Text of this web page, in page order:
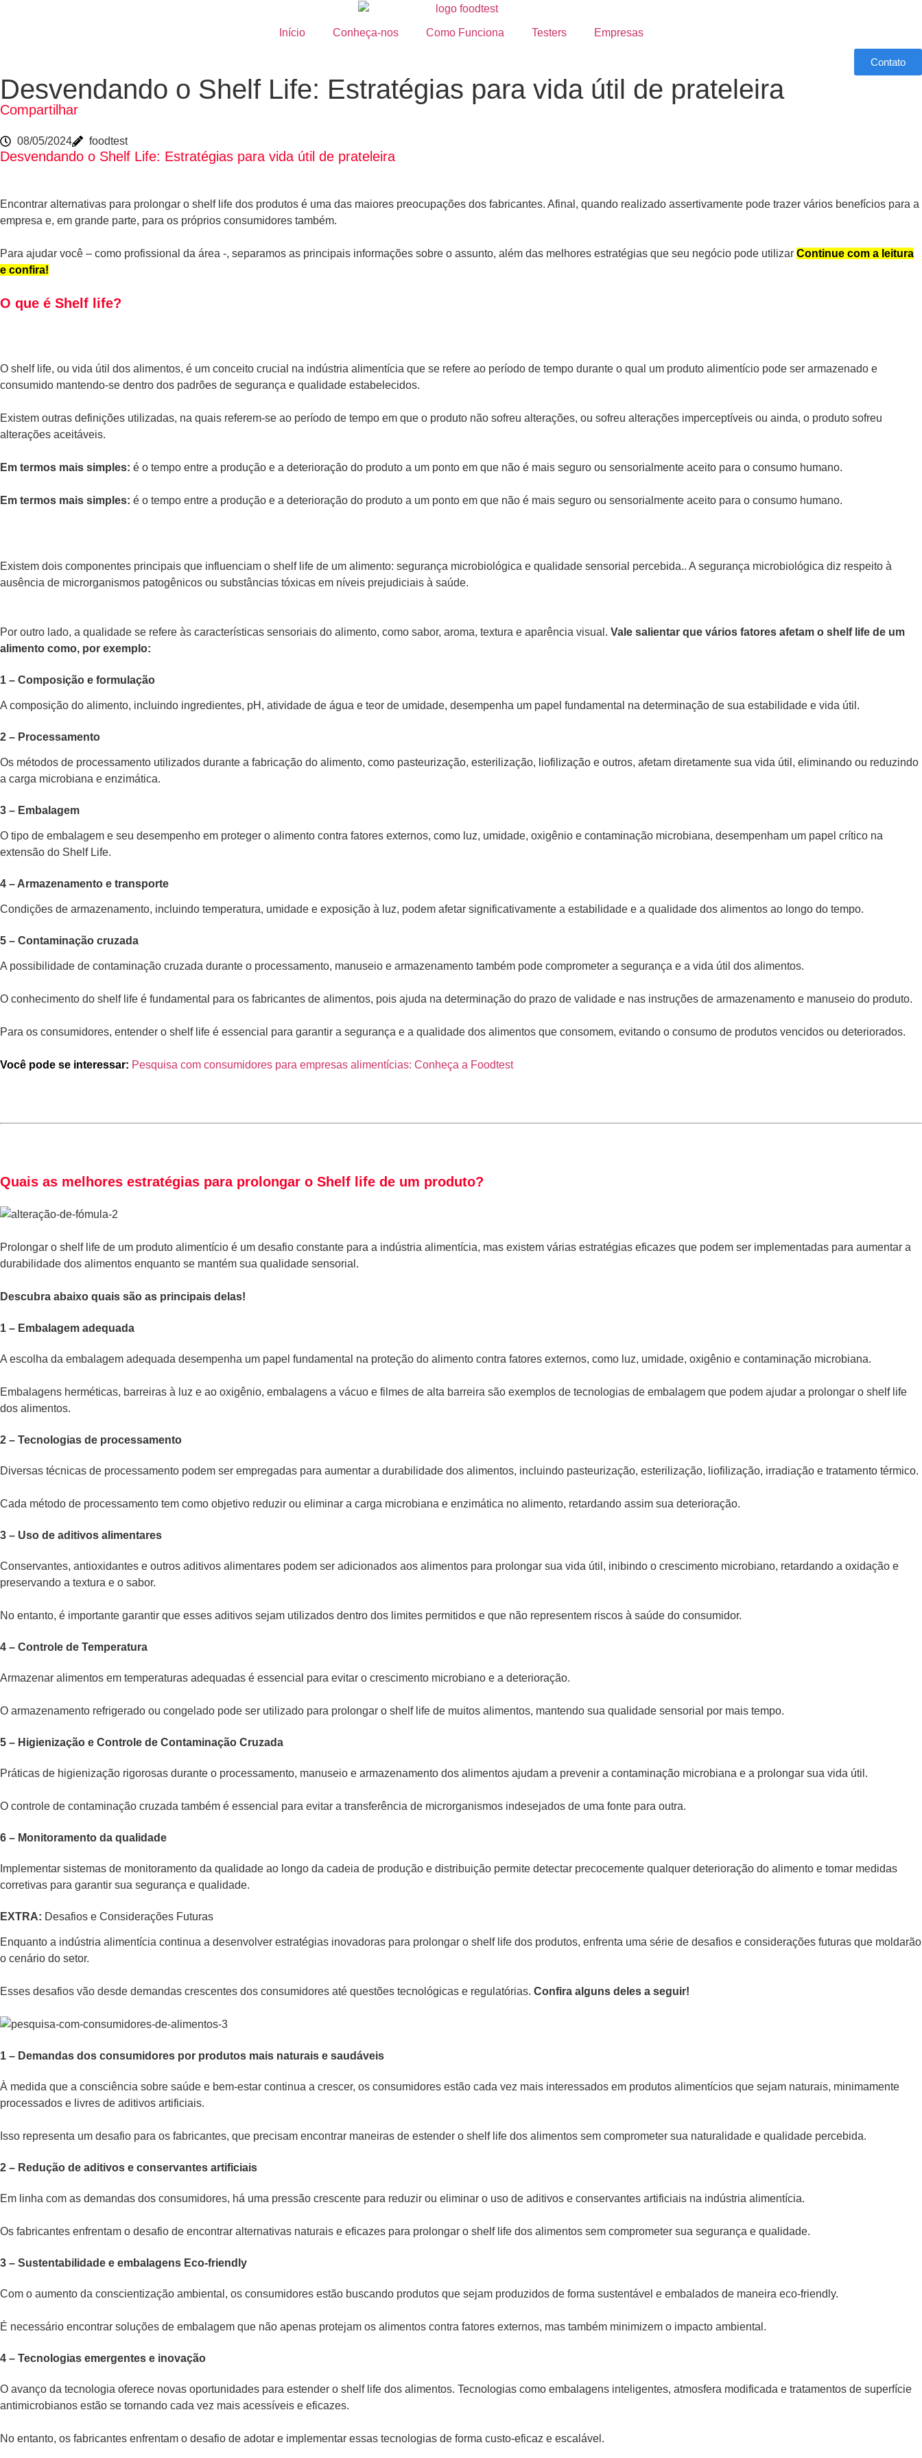
Início Conheça-nos Como Funciona Testers Empresas
Contato
Desvendando o Shelf Life: Estratégias para vida útil de prateleira
Compartilhar
08/05/2024 foodtest
Desvendando o Shelf Life: Estratégias para vida útil de prateleira
Encontrar alternativas para prolongar o shelf life dos produtos é uma das maiores preocupações dos fabricantes. Afinal, quando realizado assertivamente pode trazer vários benefícios para a
empresa e, em grande parte, para os próprios consumidores também.
Para ajudar você – como profissional da área -, separamos as principais informações sobre o assunto, além das melhores estratégias que seu negócio pode utilizar Continue com a leitura
e confira!
O que é Shelf life?
O shelf life, ou vida útil dos alimentos, é um conceito crucial na indústria alimentícia que se refere ao período de tempo durante o qual um produto alimentício pode ser armazenado e
consumido mantendo-se dentro dos padrões de segurança e qualidade estabelecidos.
Existem outras definições utilizadas, na quais referem-se ao período de tempo em que o produto não sofreu alterações, ou sofreu alterações imperceptíveis ou ainda, o produto sofreu
alterações aceitáveis.
Em termos mais simples: é o tempo entre a produção e a deterioração do produto a um ponto em que não é mais seguro ou sensorialmente aceito para o consumo humano.
Em termos mais simples: é o tempo entre a produção e a deterioração do produto a um ponto em que não é mais seguro ou sensorialmente aceito para o consumo humano.
Existem dois componentes principais que influenciam o shelf life de um alimento: segurança microbiológica e qualidade sensorial percebida.. A segurança microbiológica diz respeito à
ausência de microrganismos patogênicos ou substâncias tóxicas em níveis prejudiciais à saúde.
Por outro lado, a qualidade se refere às características sensoriais do alimento, como sabor, aroma, textura e aparência visual. Vale salientar que vários fatores afetam o shelf life de um
alimento como, por exemplo:
1 – Composição e formulação
A composição do alimento, incluindo ingredientes, pH, atividade de água e teor de umidade, desempenha um papel fundamental na determinação de sua estabilidade e vida útil.
2 – Processamento
Os métodos de processamento utilizados durante a fabricação do alimento, como pasteurização, esterilização, liofilização e outros, afetam diretamente sua vida útil, eliminando ou reduzindo
a carga microbiana e enzimática.
3 – Embalagem
O tipo de embalagem e seu desempenho em proteger o alimento contra fatores externos, como luz, umidade, oxigênio e contaminação microbiana, desempenham um papel crítico na
extensão do Shelf Life.
4 – Armazenamento e transporte
Condições de armazenamento, incluindo temperatura, umidade e exposição à luz, podem afetar significativamente a estabilidade e a qualidade dos alimentos ao longo do tempo.
5 – Contaminação cruzada
A possibilidade de contaminação cruzada durante o processamento, manuseio e armazenamento também pode comprometer a segurança e a vida útil dos alimentos.
O conhecimento do shelf life é fundamental para os fabricantes de alimentos, pois ajuda na determinação do prazo de validade e nas instruções de armazenamento e manuseio do produto.
Para os consumidores, entender o shelf life é essencial para garantir a segurança e a qualidade dos alimentos que consomem, evitando o consumo de produtos vencidos ou deteriorados.
Você pode se interessar: Pesquisa com consumidores para empresas alimentícias: Conheça a Foodtest
Quais as melhores estratégias para prolongar o Shelf life de um produto?
Prolongar o shelf life de um produto alimentício é um desafio constante para a indústria alimentícia, mas existem várias estratégias eficazes que podem ser implementadas para aumentar a
durabilidade dos alimentos enquanto se mantém sua qualidade sensorial.
Descubra abaixo quais são as principais delas!
1 – Embalagem adequada
A escolha da embalagem adequada desempenha um papel fundamental na proteção do alimento contra fatores externos, como luz, umidade, oxigênio e contaminação microbiana.
Embalagens herméticas, barreiras à luz e ao oxigênio, embalagens a vácuo e filmes de alta barreira são exemplos de tecnologias de embalagem que podem ajudar a prolongar o shelf life
dos alimentos.
2 – Tecnologias de processamento
Diversas técnicas de processamento podem ser empregadas para aumentar a durabilidade dos alimentos, incluindo pasteurização, esterilização, liofilização, irradiação e tratamento térmico.
Cada método de processamento tem como objetivo reduzir ou eliminar a carga microbiana e enzimática no alimento, retardando assim sua deterioração.
3 – Uso de aditivos alimentares
Conservantes, antioxidantes e outros aditivos alimentares podem ser adicionados aos alimentos para prolongar sua vida útil, inibindo o crescimento microbiano, retardando a oxidação e
preservando a textura e o sabor.
No entanto, é importante garantir que esses aditivos sejam utilizados dentro dos limites permitidos e que não representem riscos à saúde do consumidor.
4 – Controle de Temperatura
Armazenar alimentos em temperaturas adequadas é essencial para evitar o crescimento microbiano e a deterioração.
O armazenamento refrigerado ou congelado pode ser utilizado para prolongar o shelf life de muitos alimentos, mantendo sua qualidade sensorial por mais tempo.
5 – Higienização e Controle de Contaminação Cruzada
Práticas de higienização rigorosas durante o processamento, manuseio e armazenamento dos alimentos ajudam a prevenir a contaminação microbiana e a prolongar sua vida útil.
O controle de contaminação cruzada também é essencial para evitar a transferência de microrganismos indesejados de uma fonte para outra.
6 – Monitoramento da qualidade
Implementar sistemas de monitoramento da qualidade ao longo da cadeia de produção e distribuição permite detectar precocemente qualquer deterioração do alimento e tomar medidas
corretivas para garantir sua segurança e qualidade.
EXTRA: Desafios e Considerações Futuras
Enquanto a indústria alimentícia continua a desenvolver estratégias inovadoras para prolongar o shelf life dos produtos, enfrenta uma série de desafios e considerações futuras que moldarão
o cenário do setor.
Esses desafios vão desde demandas crescentes dos consumidores até questões tecnológicas e regulatórias. Confira alguns deles a seguir!
1 – Demandas dos consumidores por produtos mais naturais e saudáveis
À medida que a consciência sobre saúde e bem-estar continua a crescer, os consumidores estão cada vez mais interessados em produtos alimentícios que sejam naturais, minimamente
processados e livres de aditivos artificiais.
Isso representa um desafio para os fabricantes, que precisam encontrar maneiras de estender o shelf life dos alimentos sem comprometer sua naturalidade e qualidade percebida.
2 – Redução de aditivos e conservantes artificiais
Em linha com as demandas dos consumidores, há uma pressão crescente para reduzir ou eliminar o uso de aditivos e conservantes artificiais na indústria alimentícia.
Os fabricantes enfrentam o desafio de encontrar alternativas naturais e eficazes para prolongar o shelf life dos alimentos sem comprometer sua segurança e qualidade.
3 – Sustentabilidade e embalagens Eco-friendly
Com o aumento da conscientização ambiental, os consumidores estão buscando produtos que sejam produzidos de forma sustentável e embalados de maneira eco-friendly.
É necessário encontrar soluções de embalagem que não apenas protejam os alimentos contra fatores externos, mas também minimizem o impacto ambiental.
4 – Tecnologias emergentes e inovação
O avanço da tecnologia oferece novas oportunidades para estender o shelf life dos alimentos. Tecnologias como embalagens inteligentes, atmosfera modificada e tratamentos de superfície
antimicrobianos estão se tornando cada vez mais acessíveis e eficazes.
No entanto, os fabricantes enfrentam o desafio de adotar e implementar essas tecnologias de forma custo-eficaz e escalável.